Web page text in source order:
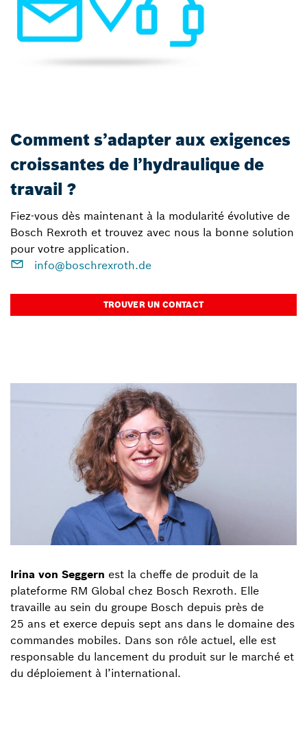
Comment s’adapter aux exigences
croissantes de l’hydraulique de
travail ?
Fiez-vous dès maintenant à la modularité évolutive de
Bosch Rexroth et trouvez avec nous la bonne solution
pour votre application.
info@boschrexroth.de
TROUVER UN CONTACT
Irina von Seggern est la cheffe de produit de la
plateforme RM Global chez Bosch Rexroth. Elle
travaille au sein du groupe Bosch depuis près de
25 ans et exerce depuis sept ans dans le domaine des
commandes mobiles. Dans son rôle actuel, elle est
responsable du lancement du produit sur le marché et
du déploiement à l’international.